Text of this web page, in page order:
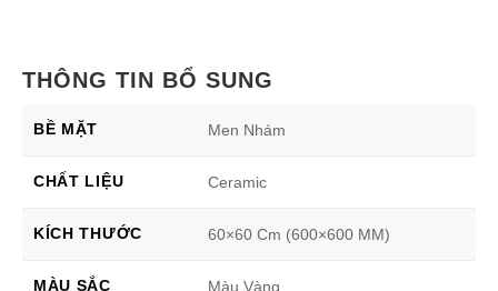
THÔNG TIN BỔ SUNG
BỀ MẶT Men Nhám
CHẤT LIỆU Ceramic
KÍCH THƯỚC 60×60 Cm (600×600 MM)
MÀU SẮC Màu Vàng